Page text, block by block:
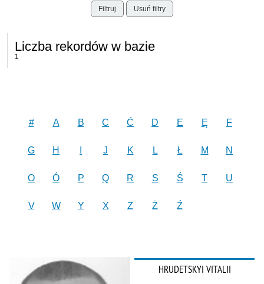
Filtruj Usuń filtry
Liczba rekordów w bazie
1
# A B C Ć D E Ę F
G H J K L Ł M N
O Ó P Q R S Ś T U
V W Y X Z Ż Ź
HRUDETSKYI VITALII